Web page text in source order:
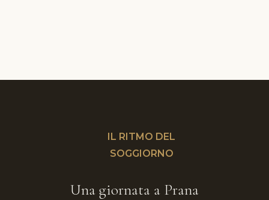
IL RITMO DEL
SOGGIORNO
Una giornata a Prana